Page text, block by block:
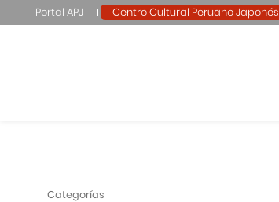
Portal APJ Centro Cultural Peruano Japonés
Categorías